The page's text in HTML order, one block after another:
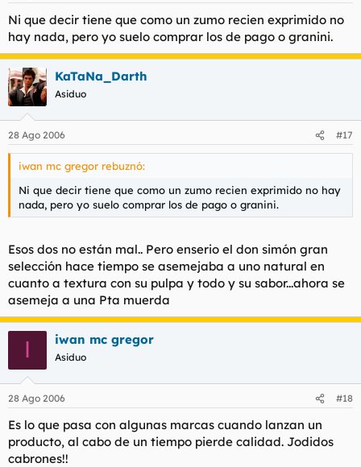
Ni que decir tiene que como un zumo recien exprimido no
hay nada, pero yo suelo comprar los de pago o granini.
KaTaNa_Darth
Asiduo
28 Ago 2006 #17
iwan mc gregor rebuznó:
Ni que decir tiene que como un zumo recien exprimido no hay
nada, pero yo suelo comprar los de pago o granini.
Esos dos no están mal.. Pero enserio el don simón gran
selección hace tiempo se asemejaba a uno natural en
cuanto a textura con su pulpa y todo y su sabor...ahora se
asemeja a una Pta muerda
I iwan mc gregor
Asiduo
28 Ago 2006 #18
Es lo que pasa con algunas marcas cuando lanzan un
producto, al cabo de un tiempo pierde calidad. Jodidos
cabrones!!